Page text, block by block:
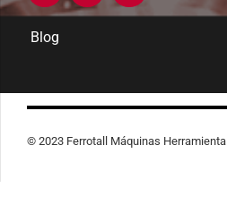
Blog
© 2023 Ferrotall Máquinas Herramienta